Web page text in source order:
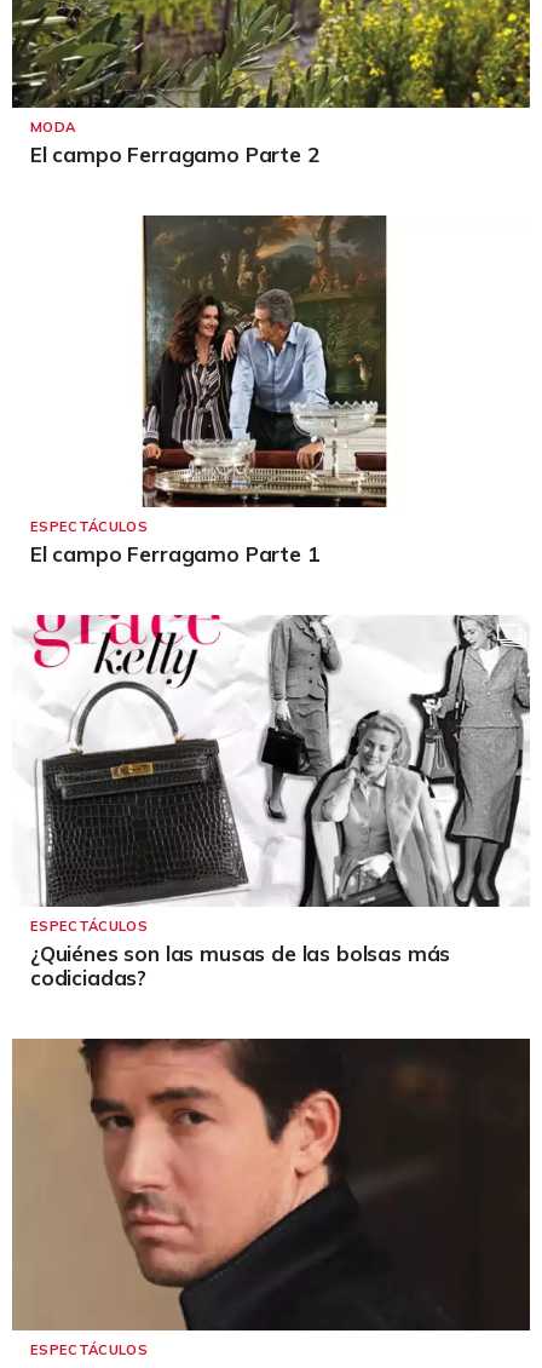
MODA
El campo Ferragamo Parte 2
ESPECTÁCULOS
El campo Ferragamo Parte 1
ESPECTÁCULOS
¿Quiénes son las musas de las bolsas más
codiciadas?
ESPECTÁCULOS